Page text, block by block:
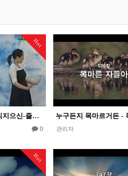
Hot
이날은이날은주의지으신-즐겁게안식할날
0 관리자
Hot